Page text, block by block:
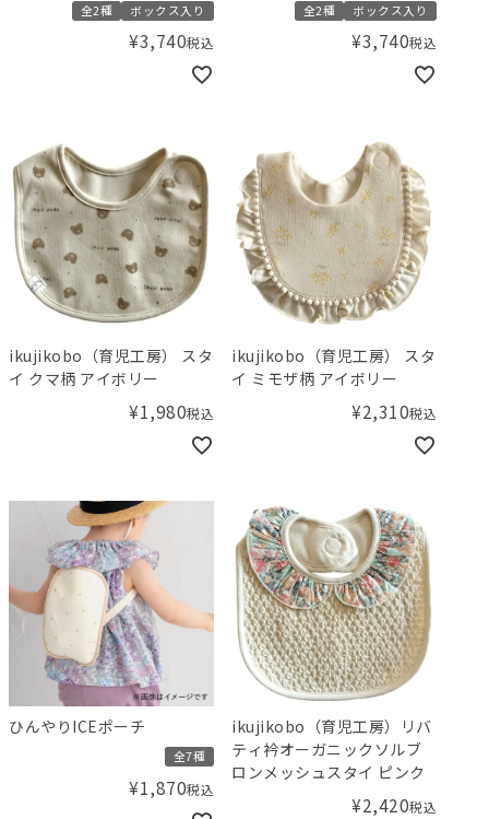
全2種 ボックス入り
¥3,740税込
全2種 ボックス入り
¥3,740税込
ikujikobo（育児工房） スタ
イ クマ柄 アイボリー
¥1,980税込
ikujikobo（育児工房） スタ
イ ミモザ柄 アイボリー
¥2,310税込
ひんやりICEポーチ
全7種
¥1,870税込
ikujikobo（育児工房）リバ
ティ衿オーガニックソルブ
ロンメッシュスタイ ピンク
¥2,420税込